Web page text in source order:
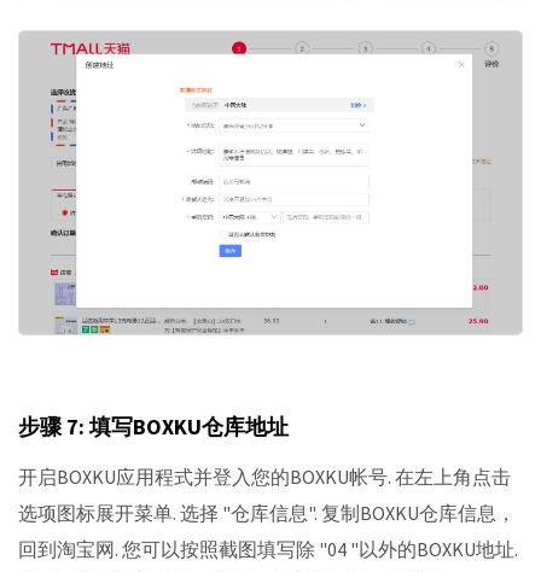
步骤 7: 填写BOXKU仓库地址
开启BOXKU应用程式并登入您的BOXKU帐号. 在左上角点击
选项图标展开菜单. 选择 "仓库信息". 复制BOXKU仓库信息，
回到淘宝网. 您可以按照截图填写除 "04 "以外的BOXKU地址.